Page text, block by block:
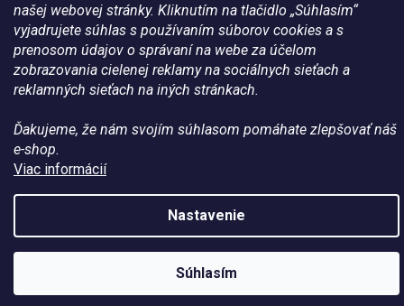
našej webovej stránky. Kliknutím na tlačidlo „Súhlasím“
vyjadrujete súhlas s používaním súborov cookies a s
prenosom údajov o správaní na webe za účelom
zobrazovania cielenej reklamy na sociálnych sieťach a
reklamných sieťach na iných stránkach.
Ďakujeme, že nám svojím súhlasom pomáhate zlepšovať náš
e-shop.
Viac informácií
Nastavenie
Súhlasím
Vytvoril Shoptet
Copyright 2026Všetko pre vaše kone - WateHorse.sk. Všetky
práva vyhradené.